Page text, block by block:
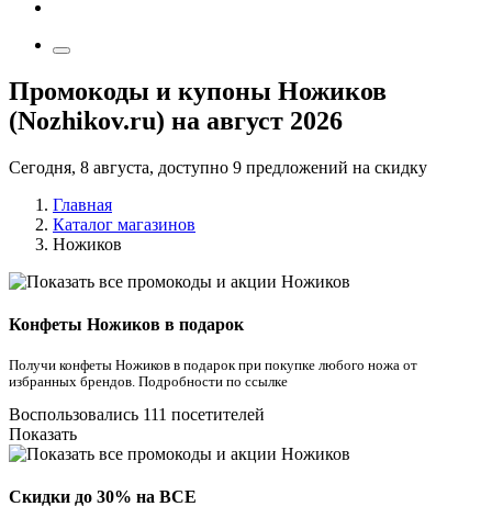
Промокоды и купоны Ножиков
(Nozhikov.ru) на август 2026
Сегодня, 8 августа, доступно 9 предложений на скидку
Главная
Каталог магазинов
Ножиков
Конфеты Ножиков в подарок
Получи конфеты Ножиков в подарок при покупке любого ножа от
избранных брендов. Подробности по ссылке
Воспользовались 111 посетителей
Показать
Скидки до 30% на ВСЕ